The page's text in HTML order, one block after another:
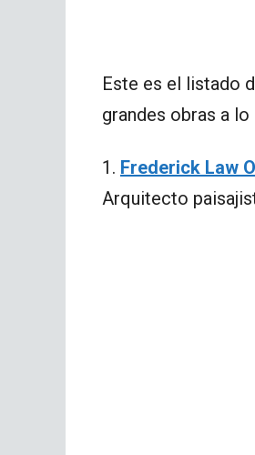
Este es el listado
grandes obras a
1. Frederick Law
Arquitecto